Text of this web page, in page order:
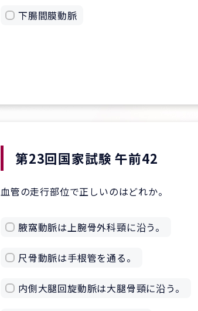
下腸間膜動脈
第23回国家試験 午前42
血管の走行部位で正しいのはどれか。
腋窩動脈は上腕骨外科頸に沿う。
尺骨動脈は手根管を通る。
内側大腿回旋動脈は大腿骨頸に沿う。